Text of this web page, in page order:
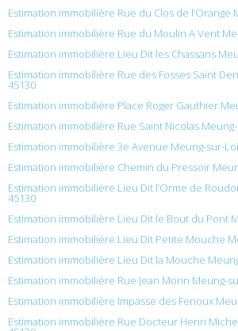
Estimation immobilière Rue du Clos de l’Orange
Estimation immobilière Rue du Moulin A Vent
Estimation immobilière Lieu Dit les Chassans
Estimation immobilière Rue des Fosses Saint
45130
Estimation immobilière Place Roger Gauthier
Estimation immobilière Rue Saint Nicolas
Estimation immobilière 3e Avenue Meung-sur-
Estimation immobilière Chemin du Pressoir
Estimation immobilière Lieu Dit l’Orme de
45130
Estimation immobilière Lieu Dit le Bout du Pont
Estimation immobilière Lieu Dit Petite Mouche
Estimation immobilière Lieu Dit la Mouche
Estimation immobilière Rue Jean Morin Meung-
Estimation immobilière Impasse des Fenoux
Estimation immobilière Rue Docteur Henri